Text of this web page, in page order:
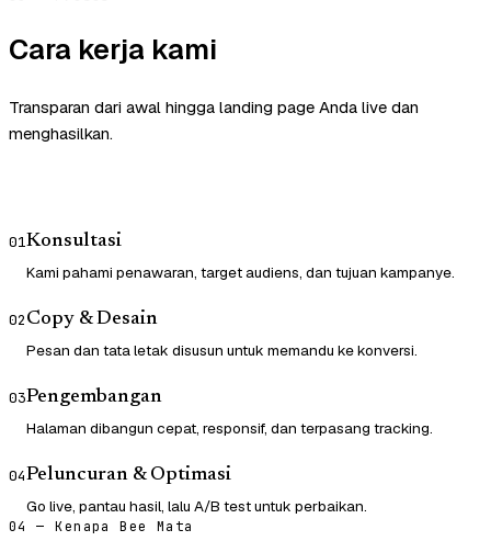
Cara kerja kami
Transparan dari awal hingga landing page Anda live dan
menghasilkan.
01Konsultasi
Kami pahami penawaran, target audiens, dan tujuan kampanye.
02Copy & Desain
Pesan dan tata letak disusun untuk memandu ke konversi.
03Pengembangan
Halaman dibangun cepat, responsif, dan terpasang tracking.
04Peluncuran & Optimasi
Go live, pantau hasil, lalu A/B test untuk perbaikan.
04 — Kenapa Bee Mata